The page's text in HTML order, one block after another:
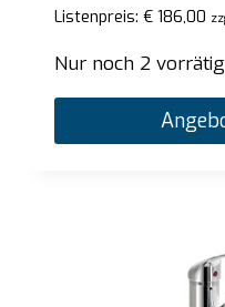
Listenpreis: €186,00
Nur noch 2 vorrätig